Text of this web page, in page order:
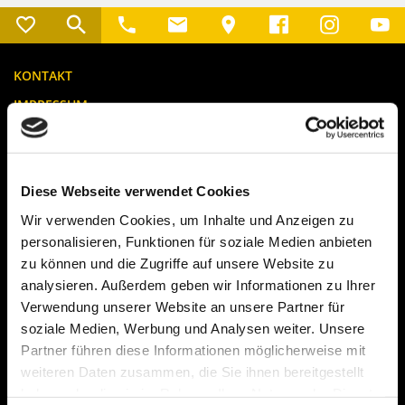
Diese Webseite verwendet Cookies
Wir verwenden Cookies, um Inhalte und Anzeigen zu
personalisieren, Funktionen für soziale Medien anbieten
zu können und die Zugriffe auf unsere Website zu
analysieren. Außerdem geben wir Informationen zu Ihrer
Verwendung unserer Website an unsere Partner für
soziale Medien, Werbung und Analysen weiter. Unsere
Partner führen diese Informationen möglicherweise mit
weiteren Daten zusammen, die Sie ihnen bereitgestellt
KONTAKT
IMPRESSUM
DATENSCHUTZ / AGB
Standort Neumarkt
Schielein Autohaus in Neumarkt
Regensburger Straße 61
92318 Neumarkt
Telefon:0 91 81 / 26 66-0
Telefax: 0 91 81 / 26 66-96
Öffnungszeiten